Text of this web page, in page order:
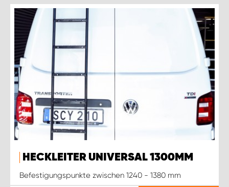
HECKLEITER UNIVERSAL 1300MM
Befestigungspunkte zwischen 1240 - 1380 mm